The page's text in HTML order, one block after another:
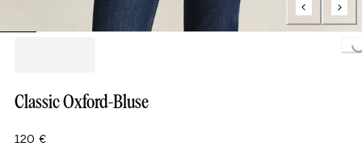
Loading...
Classic Oxford-Bluse
120 €